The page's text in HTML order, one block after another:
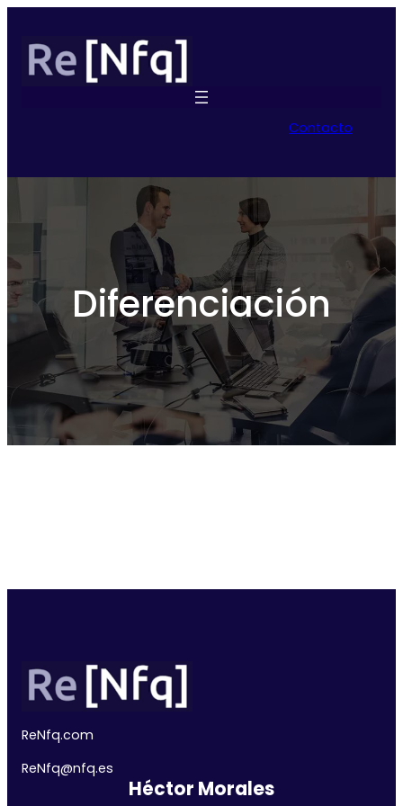
Contacto
Diferenciación
ReNfq.com
ReNfq@nfq.es
Héctor Morales